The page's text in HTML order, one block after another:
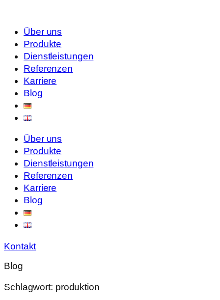
Über uns
Produkte
Dienstleistungen
Referenzen
Karriere
Blog
Über uns
Produkte
Dienstleistungen
Referenzen
Karriere
Blog
Kontakt
Blog
Schlagwort: produktion